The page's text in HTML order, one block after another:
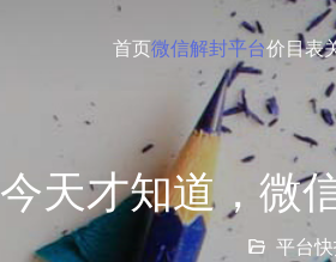
首页微信解封平台价目表
今天才知道，微
平台